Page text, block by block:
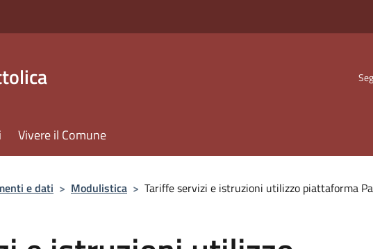
Vivere il Comune
e dati > Modulistica > Tariffe servizi e istruzioni utilizzo piattaforma